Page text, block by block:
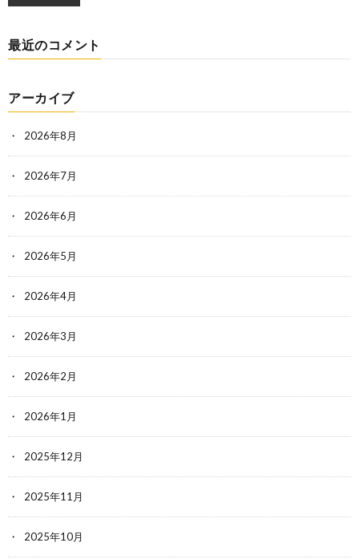
最近のコメント
アーカイブ
2026年8月
2026年7月
2026年6月
2026年5月
2026年4月
2026年3月
2026年2月
2026年1月
2025年12月
2025年11月
2025年10月